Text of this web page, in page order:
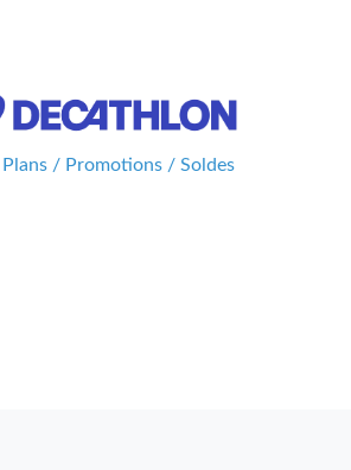
Plans / Promotions / Soldes